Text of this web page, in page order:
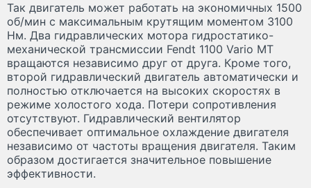
Так двигатель может работать на экономичных 1500
об/мин с максимальным крутящим моментом 3100
Нм. Два гидравлических мотора гидростатико-
механической трансмиссии Fendt 1100 Vario MT
вращаются независимо друг от друга. Кроме того,
второй гидравлический двигатель автоматически и
полностью отключается на высоких скоростях в
режиме холостого хода. Потери сопротивления
отсутствуют. Гидравлический вентилятор
обеспечивает оптимальное охлаждение двигателя
независимо от частоты вращения двигателя. Таким
образом достигается значительное повышение
эффективности.